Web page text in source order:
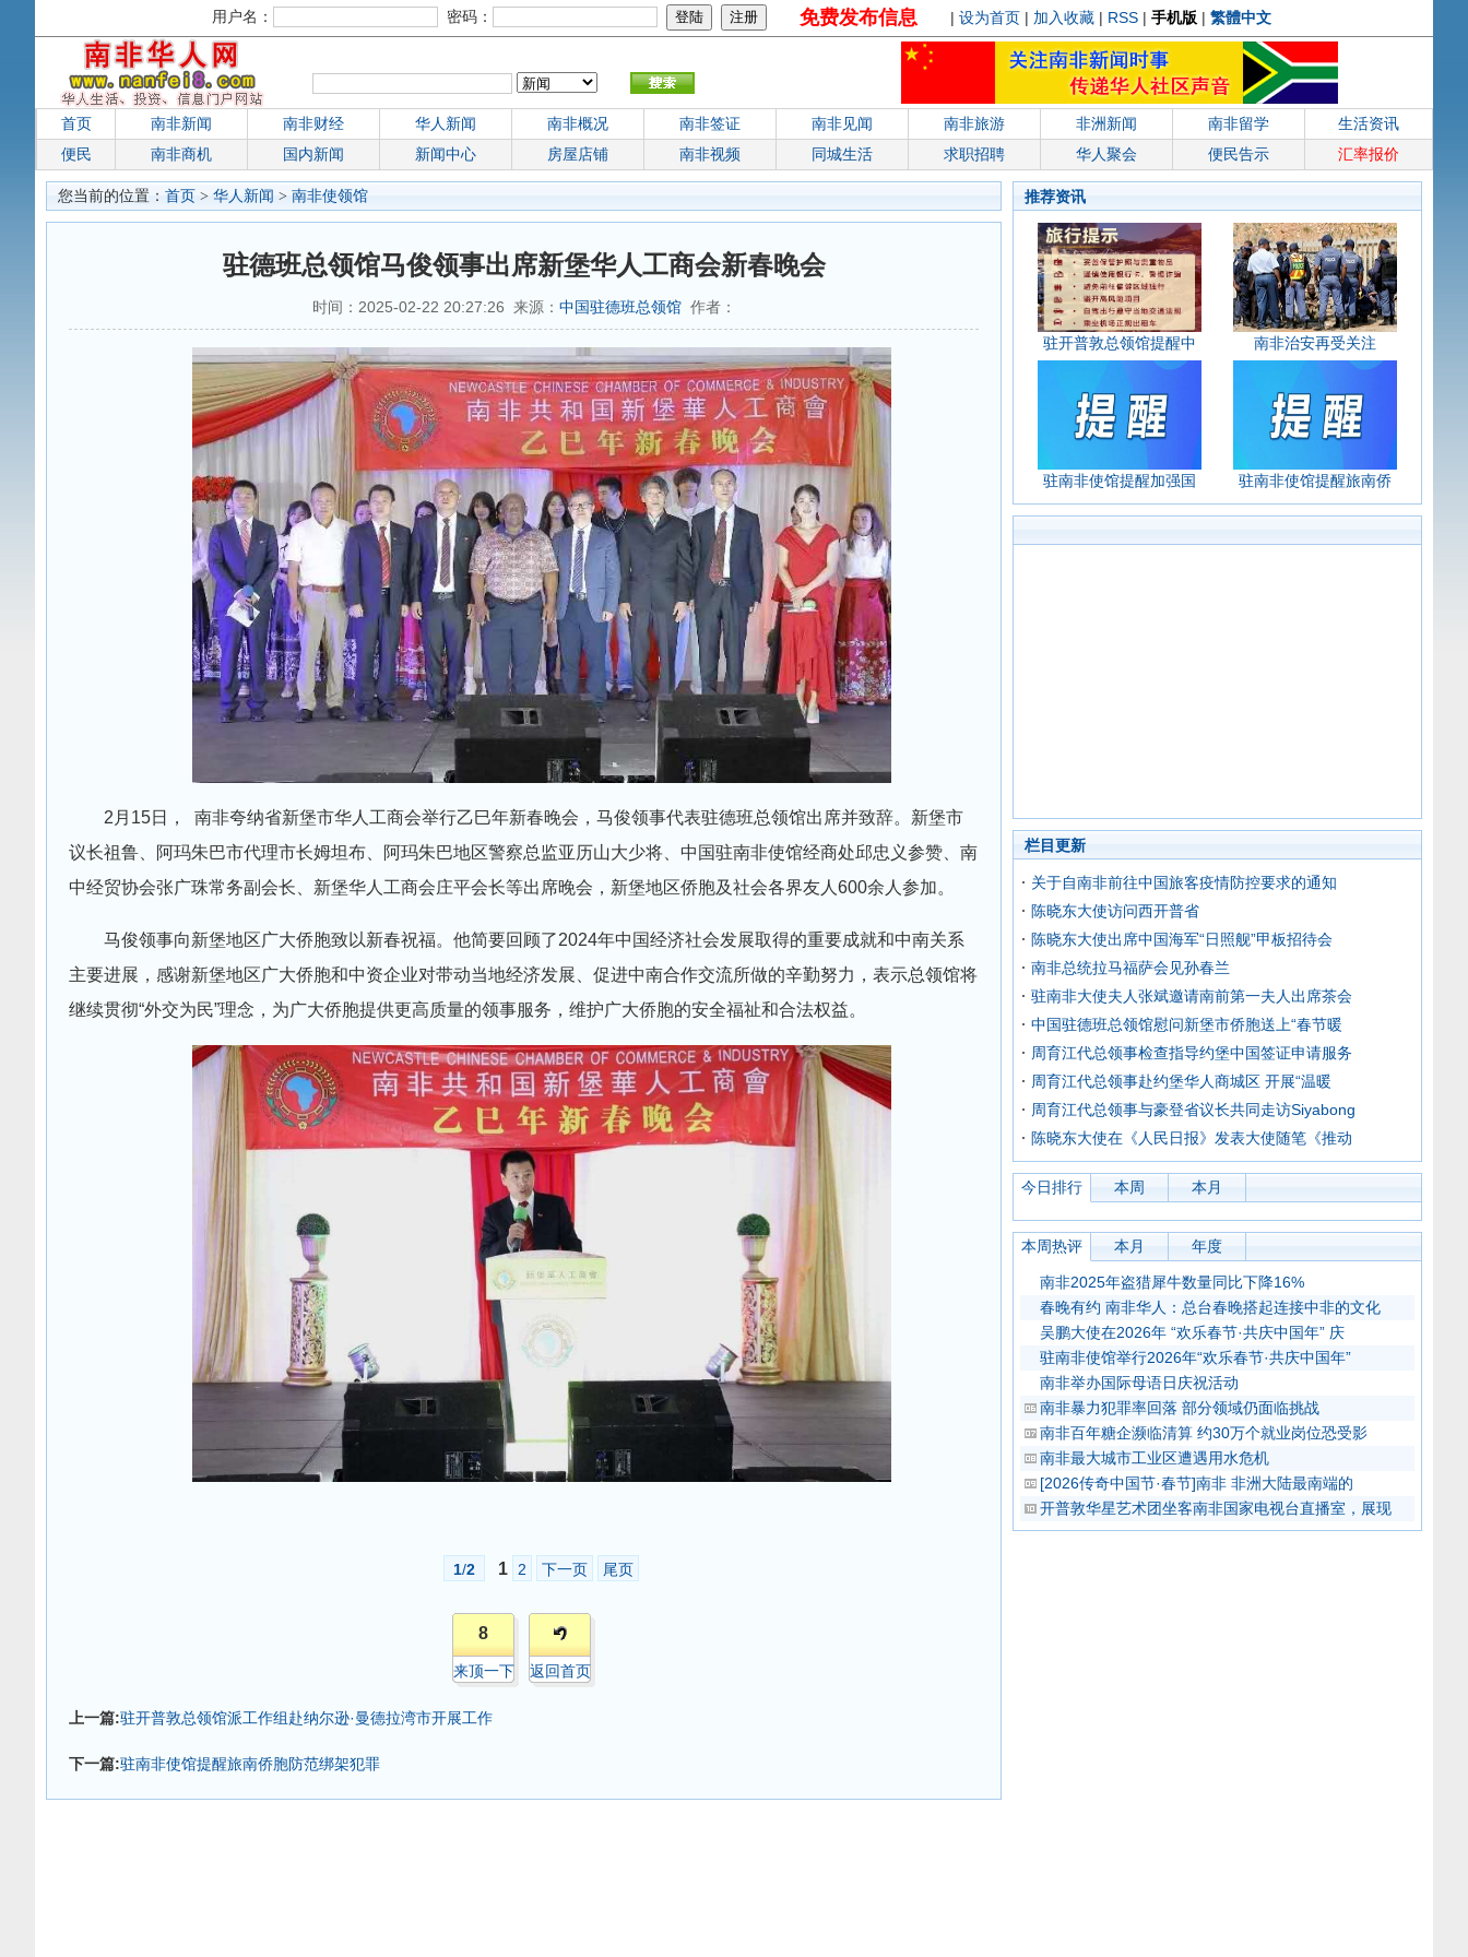
用户名： 密码： 免费发布信息 | 设为首页 | 加入收藏 | RSS | 手机版 | 繁體中文
首页 南非新闻 南非财经 华人新闻 南非概况 南非签证 南非见闻 南非旅游 非洲新闻 南非留学
生活资讯
便民
南非商机 国内新闻 新闻中心 房屋店铺 南非视频 同城生活 求职招聘 华人聚会 便民告示 汇率报价
您当前的位置： 首页 > 华人新闻 > 南非使领馆
驻德班总领馆马俊领事出席新堡华人工商会新春晚会
时间：2025-02-22 20:27:26 来源： 中国驻德班总领馆作者：
2月15日， 南非夸纳省新堡市华人工商会举行乙巳年新春晚会，马俊领事代表驻德班总领馆出席并致辞。新堡市
议长祖鲁、阿玛朱巴市代理市长姆坦布、阿玛朱巴地区警察总监亚历山大少将、中国驻南非使馆经商处邱忠义参赞、南
中经贸协会张广珠常务副会长、新堡华人工商会庄平会长等出席晚会，新堡地区侨胞及社会各界友人600余人参加。
马俊领事向新堡地区广大侨胞致以新春祝福。他简要回顾了2024年中国经济社会发展取得的重要成就和中南关系
主要进展，感谢新堡地区广大侨胞和中资企业对带动当地经济发展、促进中南合作交流所做的辛勤努力，表示总领馆将
继续贯彻“外交为民”理念，为广大侨胞提供更高质量的领事服务，维护广大侨胞的安全福祉和合法权益。
1/2 1 2 下一页 尾页
8
来顶一下 返回首页
上一篇:驻开普敦总领馆派工作组赴纳尔逊·曼德拉湾市开展工作
下一篇:驻南非使馆提醒旅南侨胞防范绑架犯罪
推荐资讯
驻开普敦总领馆提醒中 南非治安再受关注
驻南非使馆提醒加强国 驻南非使馆提醒旅南侨
栏目更新
关于自南非前往中国旅客疫情防控要求的通知
陈晓东大使访问西开普省
陈晓东大使出席中国海军“日照舰”甲板招待会
南非总统拉马福萨会见孙春兰
驻南非大使夫人张斌邀请南前第一夫人出席茶会
中国驻德班总领馆慰问新堡市侨胞送上“春节暖
周育江代总领事检查指导约堡中国签证申请服务
周育江代总领事赴约堡华人商城区 开展“温暖
周育江代总领事与豪登省议长共同走访Siyabong
陈晓东大使在《人民日报》发表大使随笔《推动
今日排行 本周 本月
本周热评 本月 年度
南非2025年盗猎犀牛数量同比下降16%
春晚有约 南非华人：总台春晚搭起连接中非的文化
吴鹏大使在2026年 “欢乐春节·共庆中国年” 庆
驻南非使馆举行2026年“欢乐春节·共庆中国年”
南非举办国际母语日庆祝活动
南非暴力犯罪率回落 部分领域仍面临挑战
南非百年糖企濒临清算 约30万个就业岗位恐受影
南非最大城市工业区遭遇用水危机
[2026传奇中国节·春节]南非 非洲大陆最南端的
开普敦华星艺术团坐客南非国家电视台直播室，展现